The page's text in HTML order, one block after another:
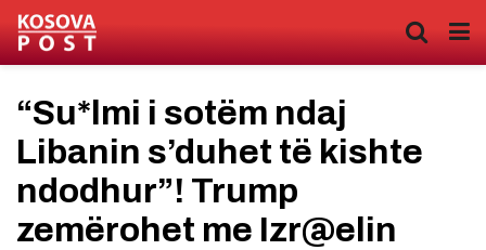
“Su*lmi i sotëm ndaj
Libanin s’duhet të kishte
ndodhur”! Trump
zemërohet me Izr@elin